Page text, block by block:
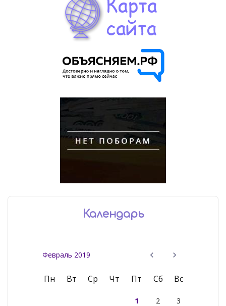
Календарь
Февраль 2019
Пн Вт Ср Чт Пт Сб Вс
1 2
3